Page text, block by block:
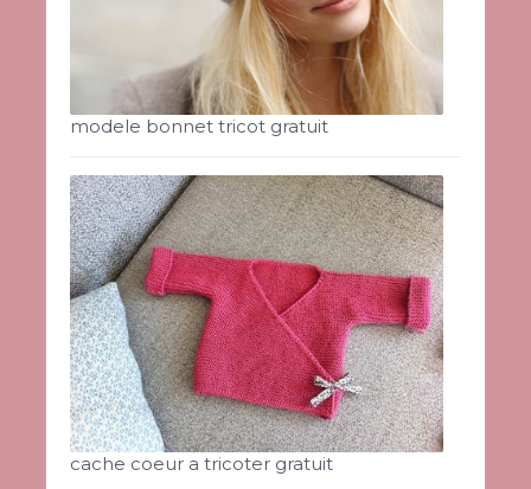
modele bonnet tricot gratuit
cache coeur a tricoter gratuit